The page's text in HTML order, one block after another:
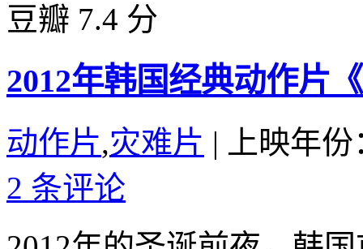
豆瓣 7.4 分
2012年韩国经典动作片
动作片,灾难片 |
上映年
2 条评论